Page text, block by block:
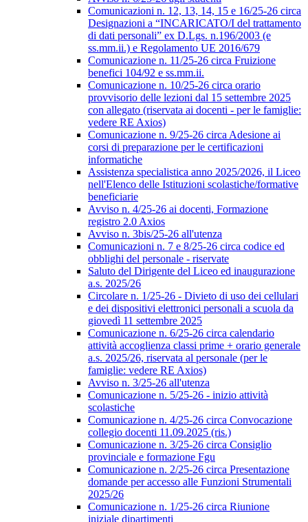
Comunicazioni n. 12, 13, 14, 15 e 16/25-26 circa
Designazioni a “INCARICATO/I del trattamento
di dati personali” ex D.Lgs. n.196/2003 (e
ss.mm.ii.) e Regolamento UE 2016/679
Comunicazione n. 11/25-26 circa Fruizione
benefici 104/92 e ss.mm.ii.
Comunicazione n. 10/25-26 circa orario
provvisorio delle lezioni dal 15 settembre 2025
con allegato (riservata ai docenti - per le famiglie:
vedere RE Axios)
Comunicazione n. 9/25-26 circa Adesione ai
corsi di preparazione per le certificazioni
informatiche
Assistenza specialistica anno 2025/2026, il Liceo
nell'Elenco delle Istituzioni scolastiche/formative
beneficiarie
Avviso n. 4/25-26 ai docenti, Formazione
registro 2.0 Axios
Avviso n. 3bis/25-26 all'utenza
Comunicazioni n. 7 e 8/25-26 circa codice ed
obblighi del personale - riservate
Saluto del Dirigente del Liceo ed inaugurazione
a.s. 2025/26
Circolare n. 1/25-26 - Divieto di uso dei cellulari
e dei dispositivi elettronici personali a scuola da
giovedì 11 settembre 2025
Comunicazione n. 6/25-26 circa calendario
attività accoglienza classi prime + orario generale
a.s. 2025/26, riservata al personale (per le
famiglie: vedere RE Axios)
Avviso n. 3/25-26 all'utenza
Comunicazione n. 5/25-26 - inizio attività
scolastiche
Comunicazione n. 4/25-26 circa Convocazione
collegio docenti 11.09.2025 (ris.)
Comunicazione n. 3/25-26 circa Consiglio
provinciale e formazione Fgu
Comunicazione n. 2/25-26 circa Presentazione
domande per accesso alle Funzioni Strumentali
2025/26
Comunicazione n. 1/25-26 circa Riunione
iniziale dipartimenti